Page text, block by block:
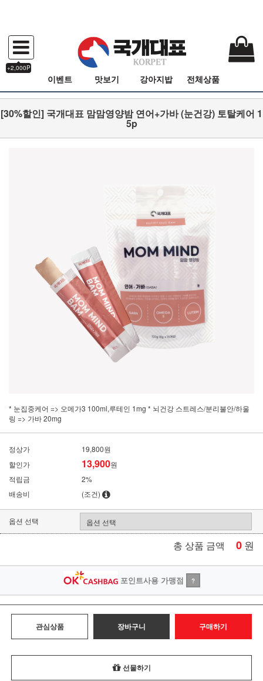
+2,000P
이벤트 맛보기 강아지밥 전체상품
[30%할인] 국개대표 맘맘영양밤 연어+가바 (눈건강) 토탈케어 1
5p
* 눈집중케어 => 오메가3 100ml,루테인 1mg * 뇌건강 스트레스/분리불안/하울
링 => 가바 20mg
정상가
19,800원
할인가
13,900원
적립금
2%
배송비
(조건)
옵션 선택
총 상품 금액 0 원
포인트사용 가맹점 ?
관심상품 장바구니 구매하기
선물하기